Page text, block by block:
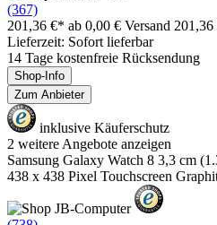
(367)
201,36 €* ab 0,00 € Versand 201,36
Lieferzeit: Sofort lieferbar
14 Tage kostenfreie Rücksendung
Shop-Info
Zum Anbieter
inklusive Käuferschutz
2 weitere Angebote anzeigen
Samsung Galaxy Watch 8 3,3 cm
438 x 438 Pixel Touchscreen